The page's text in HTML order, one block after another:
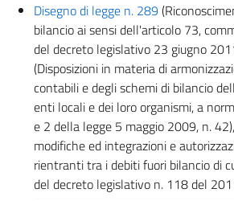
Disegno di legge n. 289
bilancio ai sensi dell'articolo 73,
del decreto legislativo 23 giugno
(Disposizioni in materia di
contabili e degli schemi di bilancio
enti locali e dei loro organismi, a
e 2 della legge 5 maggio 2009, n.
modifiche ed integrazioni e
rientranti tra i debiti fuori bilancio di
del decreto legislativo n. 118 del